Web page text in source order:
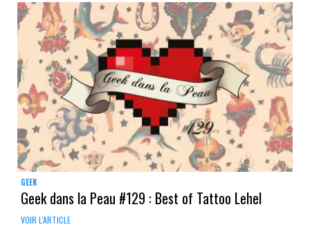
GEEK
Geek dans la Peau #129 : Best of Tattoo Lehel
VOIR L'ARTICLE